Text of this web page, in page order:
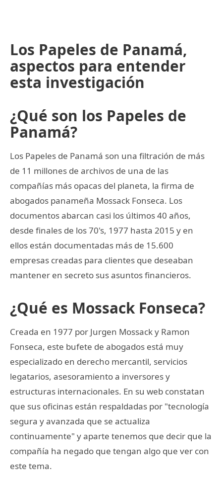
Los Papeles de Panamá,
aspectos para entender
esta investigación
¿Qué son los Papeles de
Panamá?
Los Papeles de Panamá son una filtración de más
de 11 millones de archivos de una de las
compañías más opacas del planeta, la firma de
abogados panameña Mossack Fonseca. Los
documentos abarcan casi los últimos 40 años,
desde finales de los 70's, 1977 hasta 2015 y en
ellos están documentadas más de 15.600
empresas creadas para clientes que deseaban
mantener en secreto sus asuntos financieros.
¿Qué es Mossack Fonseca?
Creada en 1977 por Jurgen Mossack y Ramon
Fonseca, este bufete de abogados está muy
especializado en derecho mercantil, servicios
legatarios, asesoramiento a inversores y
estructuras internacionales. En su web constatan
que sus oficinas están respaldadas por "tecnología
segura y avanzada que se actualiza
continuamente" y aparte tenemos que decir que la
compañía ha negado que tengan algo que ver con
este tema.